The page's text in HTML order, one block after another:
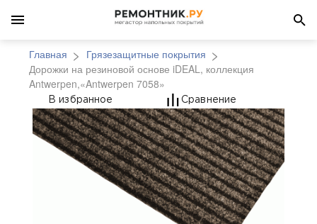
Главная
Грязезащитные покрытия
Дорожки на резиновой основе iDEAL, коллекция
Antwerpen,«Antwerpen 7058»
Дорожки на
В избранное Сравнение